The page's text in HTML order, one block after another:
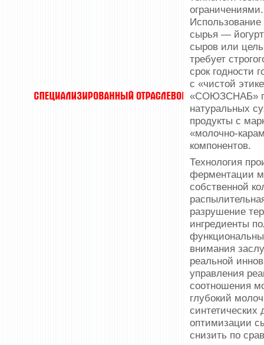
ограничениями.
Использование
сырья —
сыров или
требует
срок годности
с «чистой
«СОЮЗСНАБ»
натуральных
продукты с
«молочно-
компонентов.
Технология
ферментации
собственной
разрушение
ингредиенты
внимания
реальной
управления
соотношения
глубокий
синтетических
оптимизации
снизить по